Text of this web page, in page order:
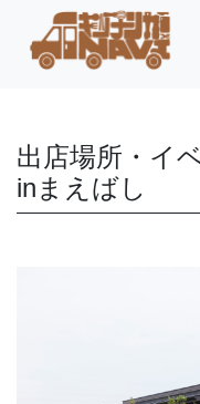
出店場所・イ
inまえばし